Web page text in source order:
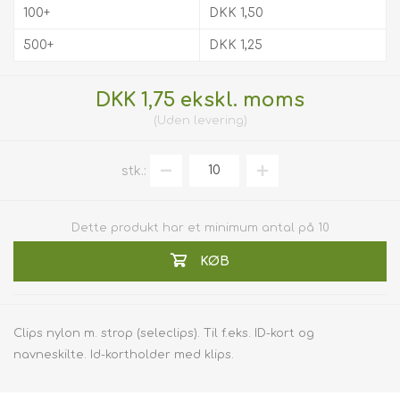
100+
500+
DKK 1,50
DKK 1,25
DKK 1,75 ekskl. moms
Uden levering
stk.:
Dette produkt har et minimum antal på 10
KØB
Clips nylon m. strop (seleclips). Til f.eks. ID-kort og
navneskilte. Id-kortholder med klips.